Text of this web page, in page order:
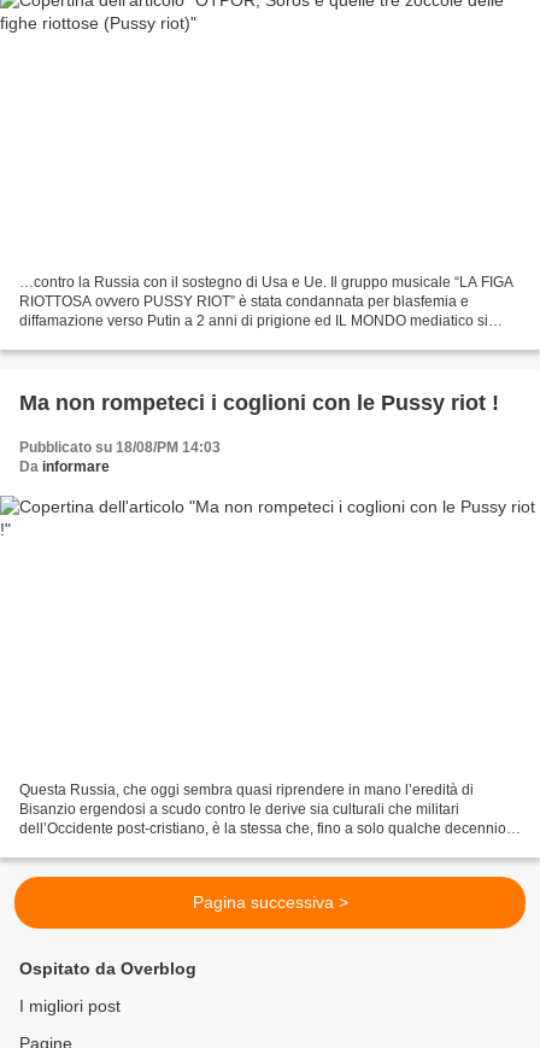
…contro la Russia con il sostegno di Usa e Ue. Il gruppo musicale “LA FIGA
RIOTTOSA ovvero PUSSY RIOT” è stata condannata per blasfemia e
diffamazione verso Putin a 2 anni di prigione ed IL MONDO mediatico si
Ma non rompeteci i coglioni con le Pussy riot !
Pubblicato su 18/08/PM 14:03
Da informare
Questa Russia, che oggi sembra quasi riprendere in mano l’eredità di
Bisanzio ergendosi a scudo contro le derive sia culturali che militari
dell’Occidente post-cristiano, è la stessa che, fino a solo qualche decennio
Pagina successiva >
Ospitato da Overblog
I migliori post
Pagine